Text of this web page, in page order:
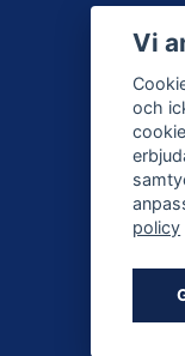
Vi
och
policy